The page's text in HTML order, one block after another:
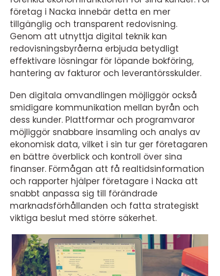
företag i Nacka innebär detta en mer
tillgänglig och transparent redovisning.
Genom att utnyttja digital teknik kan
redovisningsbyråerna erbjuda betydligt
effektivare lösningar för löpande bokföring,
hantering av fakturor och leverantörsskulder.
Den digitala omvandlingen möjliggör också
smidigare kommunikation mellan byrån och
dess kunder. Plattformar och programvaror
möjliggör snabbare insamling och analys av
ekonomisk data, vilket i sin tur ger företagaren
en bättre överblick och kontroll över sina
finanser. Förmågan att få realtidsinformation
och rapporter hjälper företagare i Nacka att
snabbt anpassa sig till förändrade
marknadsförhållanden och fatta strategiskt
viktiga beslut med större säkerhet.